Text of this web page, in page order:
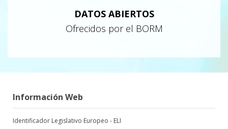
DATOS ABIERTOS
Ofrecidos por el BORM
Información Web
Identificador Legislativo Europeo - ELI